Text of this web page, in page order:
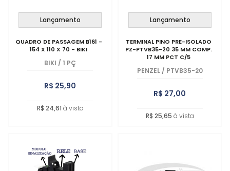
Lançamento
QUADRO DE PASSAGEM B161 -
154 X 110 X 70 - BIKI
BIKI / 1 PÇ
R$ 25,90
R$ 24,61 à vista
Lançamento
TERMINAL PINO PRE-ISOLADO
PZ-PTVB35-20 35 MM COMP.
17 MM PCT C/5
PENZEL / PTVB35-20
R$ 27,00
R$ 25,65 à vista